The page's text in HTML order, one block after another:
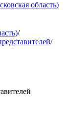
область)
/
/